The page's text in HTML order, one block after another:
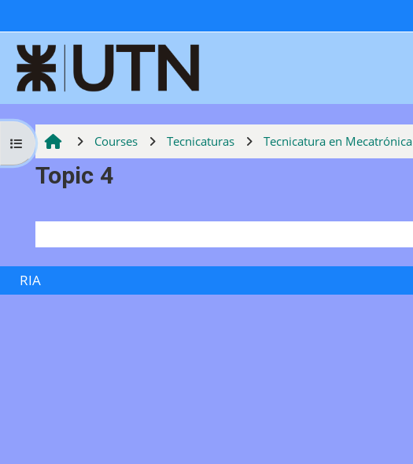
Open course indexCourses Tecnicaturas Tecnicatura en Mecatrónica
Topic 4
Section outline
RIA